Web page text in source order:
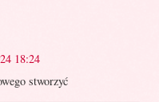
18:24
stworzyć